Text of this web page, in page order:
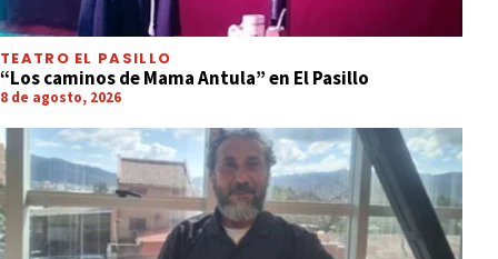
TEATRO EL PASILLO
“Los caminos de Mama Antula” en El Pasillo
8 de agosto, 2026